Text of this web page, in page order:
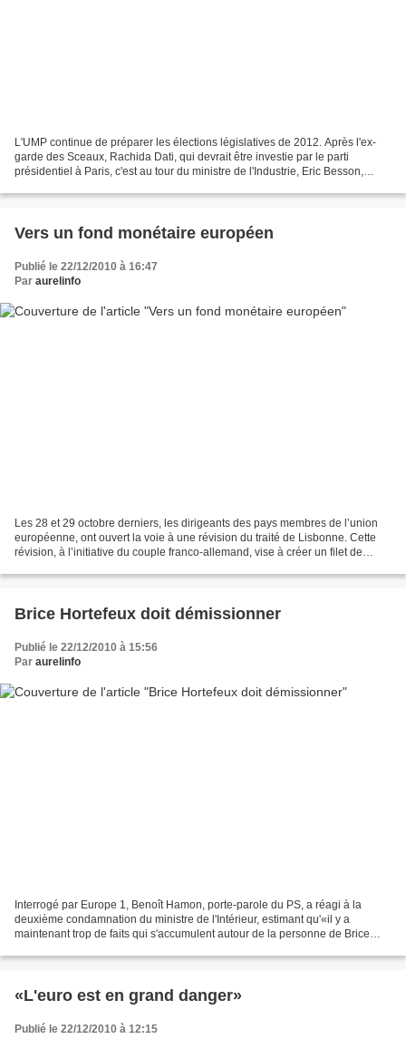
L'UMP continue de préparer les élections législatives de 2012. Après l'ex-
garde des Sceaux, Rachida Dati, qui devrait être investie par le parti
présidentiel à Paris, c'est au tour du ministre de l'Industrie, Eric Besson,
Vers un fond monétaire européen
Publié le 22/12/2010 à 16:47
Par aurelinfo
Les 28 et 29 octobre derniers, les dirigeants des pays membres de l’union
européenne, ont ouvert la voie à une révision du traité de Lisbonne. Cette
révision, à l’initiative du couple franco-allemand, vise à créer un filet de
Brice Hortefeux doit démissionner
Publié le 22/12/2010 à 15:56
Par aurelinfo
Interrogé par Europe 1, Benoît Hamon, porte-parole du PS, a réagi à la
deuxième condamnation du ministre de l'Intérieur, estimant qu'«il y a
maintenant trop de faits qui s'accumulent autour de la personne de Brice
«L'euro est en grand danger»
Publié le 22/12/2010 à 12:15